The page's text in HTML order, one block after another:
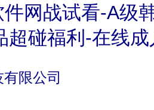
网战试看-A级
碰福利-在线成
有限公司